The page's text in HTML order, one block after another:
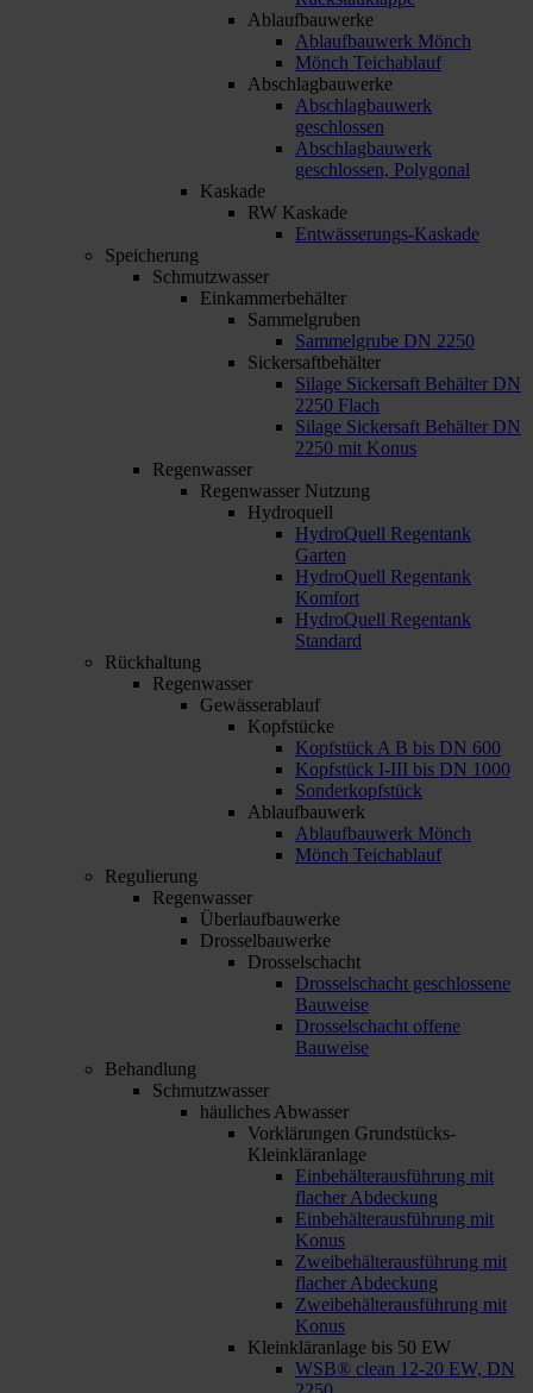
Ablaufbauwerke
Ablaufbauwerk Mönch
Mönch Teichablauf
Abschlagbauwerke
Abschlagbauwerk
geschlossen
Abschlagbauwerk
geschlossen, Polygonal
Kaskade
RW Kaskade
Entwässerungs-Kaskade
Speicherung
Schmutzwasser
Einkammerbehälter
Sammelgruben
Sammelgrube DN 2250
Sickersaftbehälter
Silage Sickersaft Behälter DN
2250 Flach
Silage Sickersaft Behälter DN
2250 mit Konus
Regenwasser
Regenwasser Nutzung
Hydroquell
HydroQuell Regentank
Garten
HydroQuell Regentank
Komfort
HydroQuell Regentank
Standard
Rückhaltung
Regenwasser
Gewässerablauf
Kopfstücke
Kopfstück A B bis DN 600
Kopfstück I-III bis DN 1000
Sonderkopfstück
Ablaufbauwerk
Ablaufbauwerk Mönch
Mönch Teichablauf
Regulierung
Regenwasser
Überlaufbauwerke
Drosselbauwerke
Drosselschacht
Drosselschacht geschlossene
Bauweise
Drosselschacht offene
Bauweise
Behandlung
Schmutzwasser
häuliches Abwasser
Vorklärungen Grundstücks-
Kleinkläranlage
Einbehälterausführung mit
flacher Abdeckung
Einbehälterausführung mit
Konus
Zweibehälterausführung mit
flacher Abdeckung
Zweibehälterausführung mit
Konus
Kleinkläranlage bis 50 EW
WSB® clean 12-20 EW, DN